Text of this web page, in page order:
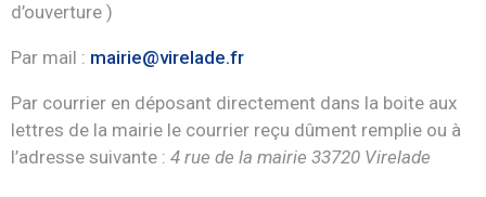
d’ouverture )
Par mail : mairie@virelade.fr
Par courrier en déposant directement dans la boite aux
lettres de la mairie le courrier reçu dûment remplie ou à
l’adresse suivante : 4 rue de la mairie 33720 Virelade